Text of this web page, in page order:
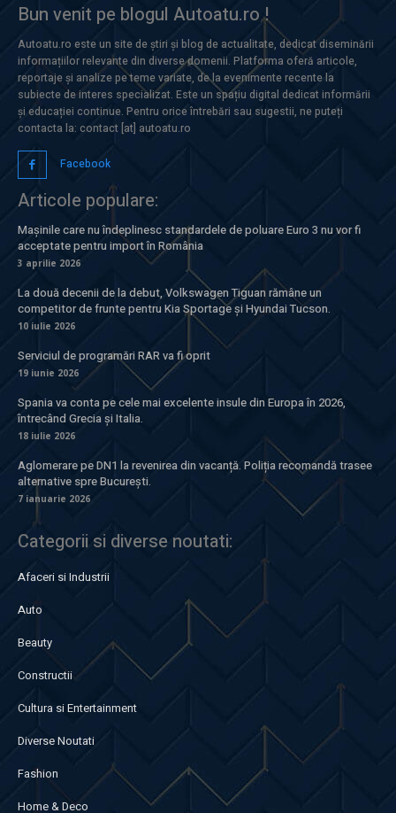
Bun venit pe blogul Autoatu.ro !
Autoatu.ro este un site de știri și blog de actualitate, dedicat diseminării
informațiilor relevante din diverse domenii. Platforma oferă articole,
reportaje și analize pe teme variate, de la evenimente recente la
subiecte de interes specializat. Este un spațiu digital dedicat informării
și educației continue. Pentru orice întrebări sau sugestii, ne puteți
contacta la: contact [at] autoatu.ro
Facebook
Articole populare:
Mașinile care nu îndeplinesc standardele de poluare Euro 3 nu vor fi
acceptate pentru import în România
3 aprilie 2026
La două decenii de la debut, Volkswagen Tiguan rămâne un
competitor de frunte pentru Kia Sportage și Hyundai Tucson.
10 iulie 2026
Serviciul de programări RAR va fi oprit
19 iunie 2026
Spania va conta pe cele mai excelente insule din Europa în 2026,
întrecând Grecia și Italia.
18 iulie 2026
Aglomerare pe DN1 la revenirea din vacanță. Poliția recomandă trasee
alternative spre București.
7 ianuarie 2026
Categorii si diverse noutati:
Afaceri si Industrii
Auto
Beauty
Constructii
Cultura si Entertainment
Diverse Noutati
Fashion
Home & Deco